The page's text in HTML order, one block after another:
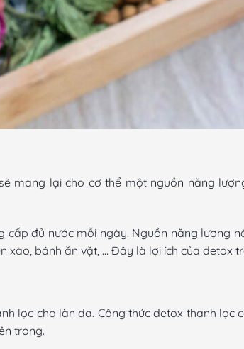
mang lại cho cơ thể một nguồn năng
đủ nước mỗi ngày. Nguồn năng lượng
xào, bánh ăn vặt, … Đây là lợi ích của detox
lọc cho làn da. Công thức detox thanh
trong.